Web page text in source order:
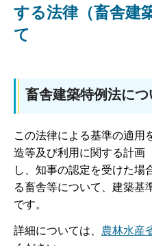
する法律（畜舎建
て
畜舎建築特例法につ
この法律による基準の適用
造等及び利用に関する計画
し、知事の認定を受けた場
る畜舎等について、建築基
です。
詳細については、 農林水産